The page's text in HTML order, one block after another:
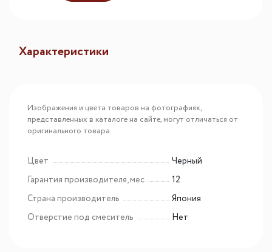
Характеристики
Изображения и цвета товаров на фотографиях,
представленных в каталоге на сайте, могут отличаться от
оригинального товара.
Цвет
Черный
Гарантия производителя, мес
12
Страна производитель
Япония
Отверстие под смеситель
Нет